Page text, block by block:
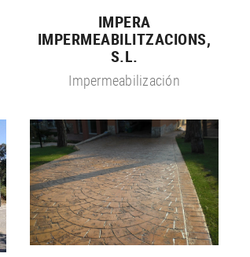
IMPERA
IMPERMEABILITZACIONS,
S.L.
Impermeabilización